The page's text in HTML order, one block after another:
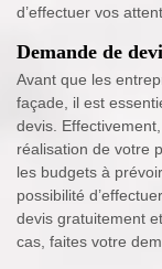
d’effectuer vos
Demande de
Avant que les
façade, il est
devis.
réalisation de votre
les budgets à
possibilité
devis gratuitement
cas, faites votre